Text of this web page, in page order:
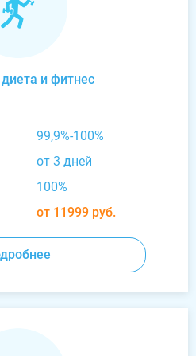
и фитнес
99,9%-100%
от 3 дней
100%
от 11999 руб.